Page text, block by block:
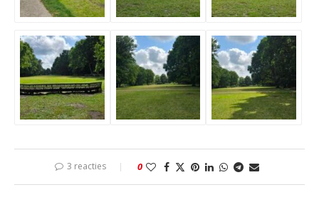
3 reacties 0